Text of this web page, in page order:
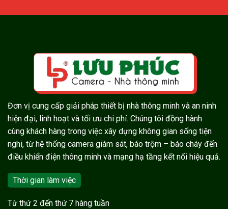
Đơn vị cung cấp giải pháp thiết bị nhà thông minh và an ninh
hiện đại, linh hoạt và tối ưu chi phí. Chúng tôi đồng hành
cùng khách hàng trong việc xây dựng không gian sống tiện
nghi, từ hệ thống camera giám sát, báo trộm – báo cháy đến
điều khiển điện thông minh và mạng hạ tầng kết nối hiệu quả.
Thời gian làm việc
Từ thứ 2 đến thứ 7 hàng tuần